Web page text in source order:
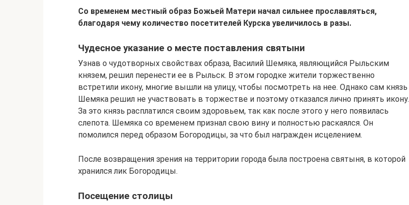
Со временем местный образ Божьей Матери начал сильнее прославляться,
благодаря чему количество посетителей Курска увеличилось в разы.
Чудесное указание о месте поставления святыни
Узнав о чудотворных свойствах образа, Василий Шемяка, являющийся Рыльским
князем, решил перенести ее в Рыльск. В этом городке жители торжественно
встретили икону, многие вышли на улицу, чтобы посмотреть на нее. Однако сам князь
Шемяка решил не участвовать в торжестве и поэтому отказался лично принять икону.
За это князь расплатился своим здоровьем, так как после этого у него появилась
слепота. Шемяка со временем признал свою вину и полностью раскаялся. Он
помолился перед образом Богородицы, за что был награжден исцелением.
После возвращения зрения на территории города была построена святыня, в которой
хранился лик Богородицы.
Посещение столицы